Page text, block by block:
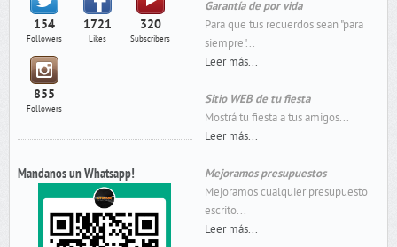
154
Followers
1721
Likes
320
Subscribers
855
Followers
Mandanos un Whatsapp!
Garantía de por vida
Para que tus recuerdos sean "para
siempre"...
Leer más...
Sitio WEB de tu fiesta
Mostrá tu fiesta a tus amigos...
Leer más...
Mejoramos presupuestos
Mejoramos cualquier presupuesto
escrito...
Leer más...